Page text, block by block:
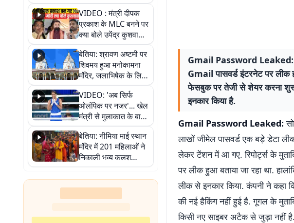
स्थायी समाधान की मांग
VIDEO : मंत्री दीपक
प्रकाश के MLC बनने पर
क्या बोले उपेंद्र कुशवाहा,
सुनिए
बेतिया: श्रावण अष्टमी पर
शिवमय हुआ मनोकामना
मंदिर, जलाभिषेक के लिए
लगी लंबी कतारें
VIDEO: 'अब सिर्फ
ओलंपिक पर नजर'... खेल
मंत्री से मुलाकात के बाद
जैसमीन लंबोरिया का बड़ा
बयान
बेतिया: नीमिया माई स्थान
मंदिर में 201 महिलाओं ने
निकाली भव्य कलश
शोभायात्रा, शिवलिंग
प्राण-प्रतिष्ठा महोत्सव
शुरू
Gmail Password Leaked:
Gmail पासवर्ड इंटरनेट पर
फेसबुक पर तेजी से शेयर करना शुरू
इनकार किया है.
Gmail Password Leaked:
लाखों जीमेल पासवर्ड एक बड़े डेटा
लेकर टेंशन में आ गए. रिपोर्ट्स के
पर लीक हुआ बताया जा रहा था.
लीक से इनकार किया. कंपनी ने कहा
की नई हैकिंग नहीं हुई है. गूगल के
किसी नए साइबर अटैक से जुड़ा नहीं है.